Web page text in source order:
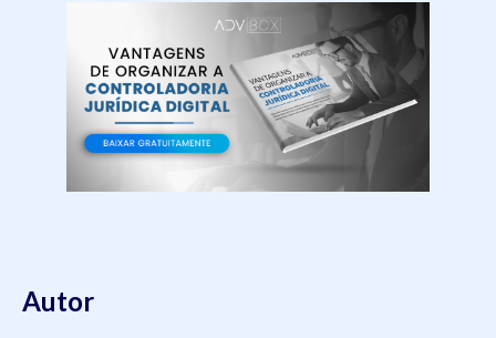
Autor